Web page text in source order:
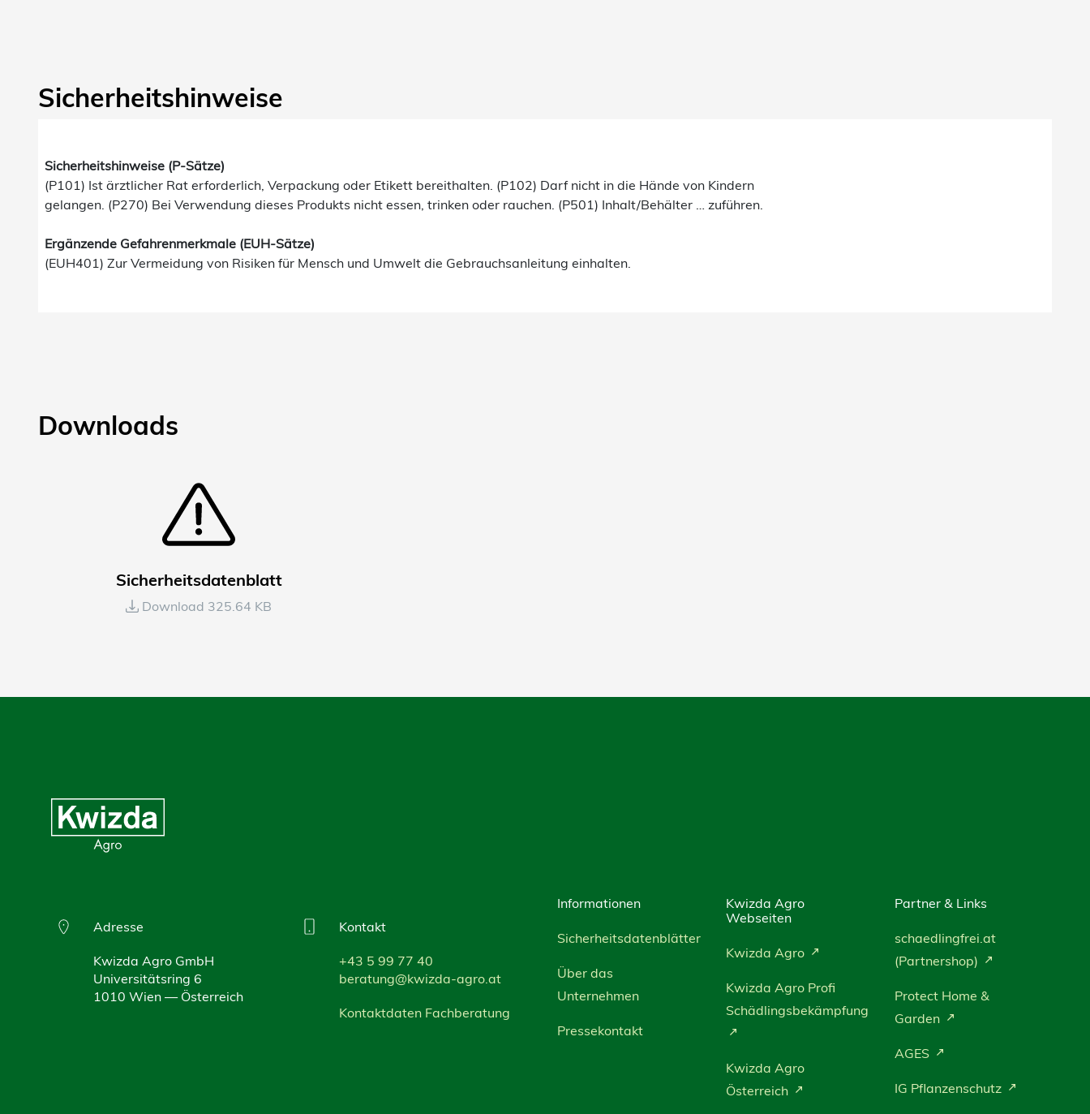
Sicherheitshinweise
Sicherheitshinweise (P-Sätze)
(P101) Ist ärztlicher Rat erforderlich, Verpackung oder Etikett bereithalten. (P102) Darf nicht in die Hände von Kindern
gelangen. (P270) Bei Verwendung dieses Produkts nicht essen, trinken oder rauchen. (P501) Inhalt/Behälter … zuführen.
Ergänzende Gefahrenmerkmale (EUH-Sätze)
(EUH401) Zur Vermeidung von Risiken für Mensch und Umwelt die Gebrauchsanleitung einhalten.
Downloads
Sicherheitsdatenblatt
Download 325.64 KB
Adresse
Kwizda Agro GmbH
Universitätsring 6
1010 Wien — Österreich
Kontakt
+43 5 99 77 40
beratung@kwizda-agro.at
Kontaktdaten Fachberatung
Informationen
Sicherheitsdatenblätter
Über das
Unternehmen
Pressekontakt
Kwizda Agro
Webseiten
Kwizda Agro
Kwizda Agro Profi
Schädlingsbekämpfung
Kwizda Agro
Österreich
Partner & Links
schaedlingfrei.at
(Partnershop)
Protect Home &
Garden
AGES
IG Pflanzenschutz